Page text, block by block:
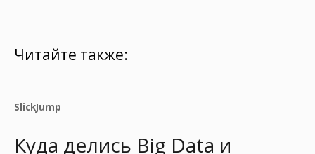
Читайте также:
SlickJump
Куда делись Big Data и